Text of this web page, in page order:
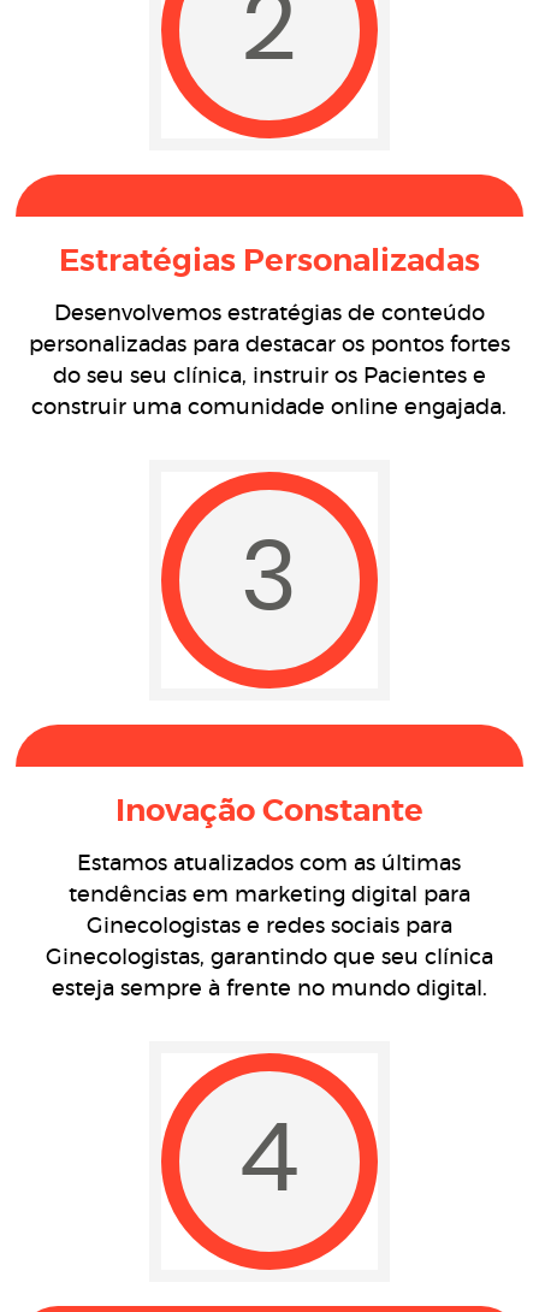
2
Estratégias Personalizadas
Desenvolvemos estratégias de conteúdo
personalizadas para destacar os pontos fortes
do seu seu clínica, instruir os Pacientes e
construir uma comunidade online engajada.
3
Inovação Constante
Estamos atualizados com as últimas
tendências em marketing digital para
Ginecologistas e redes sociais para
Ginecologistas, garantindo que seu clínica
esteja sempre à frente no mundo digital.
4